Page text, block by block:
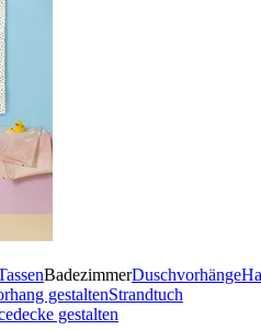
BadezimmerDuschvorhänge
gestaltenStrandtuch
gestalten